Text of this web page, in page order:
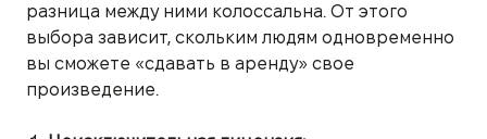
разница между ними колоссальна. От этого
выбора зависит, скольким людям одновременно
вы сможете «сдавать в аренду» свое
произведение.